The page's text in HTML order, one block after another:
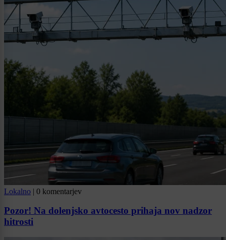
Lokalno | 0 komentarjev
Pozor! Na dolenjsko avtocesto prihaja nov nadzor
hitrosti